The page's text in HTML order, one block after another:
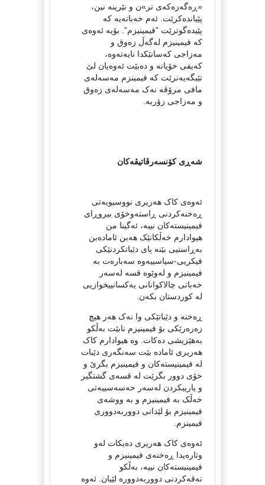
«ڕەگەزەکەی تر»ن و نێرینە نین،
پێیاندەکرێت. ئەم خەباتەیە کە
پێیدەگوترێت ”فیمینیزم”. بۆیە ئەوەی
کە فیمینیزم لەگەڵ زەوق و
مەزاجی کەسانێکدا نایەتەوە،
کەیفی خۆیانە و دەبێت ئەوەیان لێ
تێبگەیەنرێت کە فیمینزم مەسەلەی
مافی مرۆڤە نەک مەسەلەی زەوق
و مەزاجی زۆربە.
شەڕی کۆنسەرڤاتیڤەکان
ئەوەی کاک هەریری نووسیویەتی
ڕەخنەکردنی ڕاستەوخۆی بیروڕای
فیمینیستەکان نییە، ئەگینا من
هیوادارم خەڵکانێک هەبن ئامادەبن
بەڕاستیی بێنە پای دێباتکردنێکی
فیکریی-سیاسییەوە سەبارەت بە
فیمینیزم و لەوێوە قسە لەسەر
خەباتی چالاکوانانی یەکسانییخوازیی
لە کوردستان بکەن.
ڕەخنە و دێباتێکی وا نەک هەر هیچ
زەرەرێکی بۆ فیمینیزم نابێت بەڵکو
بەهێزیشی دەکات. وە هیوادارم کاک
هەریری ئامادە بێت سەنگەری دێبات
لە فیمینیستەکان و فیمینیزم بگرێ و
خۆی دوور بگرێت لە قسەی گشتگیر
و یارییکردن لەسەر حەسەسییەتی
خەڵک بە فیمینیزم و بە ووشەی
فیمینیزم بۆ لێدانی دووربەدووری
فیمینزم.
ئەوەی کاک هەریری دەیکات لەو
وتارەیدا ڕەخنەی فیمینیزم و
فیمینیستەکان نییە، بەڵکو
تەقەکردنی دووربەدوورە لێیان. ئەوە